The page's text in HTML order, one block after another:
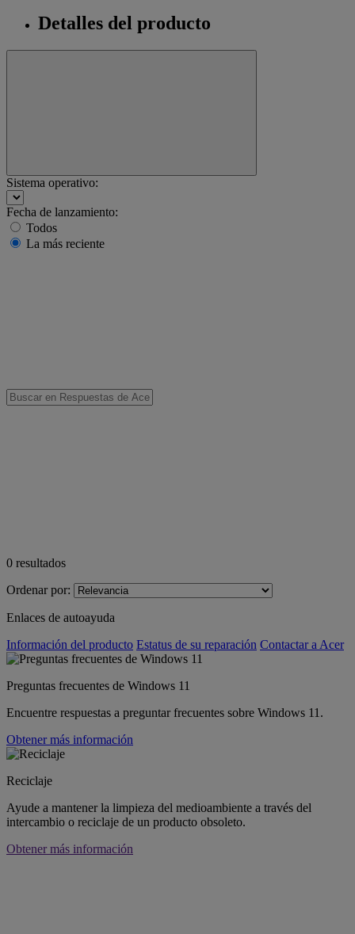
Detalles del producto
Sistema operativo:
Fecha de lanzamiento:
Todos
La más reciente
0 resultados
Ordenar por:
Enlaces de autoayuda
Información del producto Estatus de su reparación Contactar a Acer
Preguntas frecuentes de Windows 11
Encuentre respuestas a preguntar frecuentes sobre Windows 11.
Obtener más información
Reciclaje
Ayude a mantener la limpieza del medioambiente a través del
intercambio o reciclaje de un producto obsoleto.
Obtener más información